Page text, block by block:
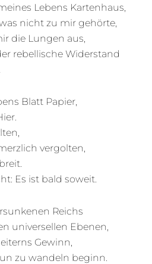
Lebens Kartenhaus,
nicht zu mir gehörte,
die Lungen aus,
rebellische Widerstand
Blatt Papier,
vergolten,
Es ist bald soweit.
Reichs
universellen Ebenen,
Gewinn,
zu wandeln beginn.